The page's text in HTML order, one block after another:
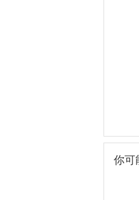
你可